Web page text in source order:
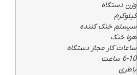
وزن دستگاه
کیلوگرم
سیستم خنک کننده
هوا خنک
ساعات کار مجاز دستگاه
6-10 ساعت
باطری